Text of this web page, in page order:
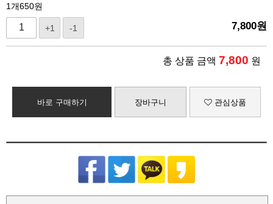
1개650원
+1 -1 7,800원
총 상품 금액 7,800 원
바로 구매하기 장바구니 관심상품